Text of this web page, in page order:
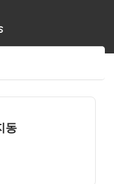
동